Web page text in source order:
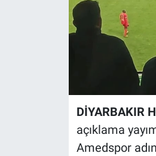
DİYARBAKIR
açıklama
Amedspor